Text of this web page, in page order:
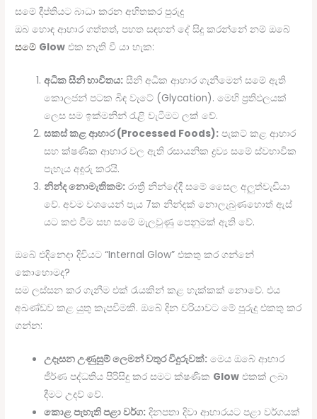
සමේ දීප්තියට බාධා කරන අහිතකර පුරුදු
ඔබ හොඳ ආහාර ගත්තත්, පහත සඳහන් දේ සිදු කරන්නේ නම් ඔබේ
සමේ Glow එක නැති වී යා හැක:
අධික සීනි භාවිතය: සීනි අධික ආහාර ගැනීමෙන් සමේ ඇති
කොලජන් පටක බිඳ වැටේ (Glycation). මෙහි ප්‍රතිඵලයක්
ලෙස සම ඉක්මනින් රැළි වැටීමට ලක් වේ.
සකස් කළ ආහාර (Processed Foods): පැකට් කළ ආහාර
සහ ක්ෂණික ආහාර වල ඇති රසායනික ද්‍රව්‍ය සමේ ස්වභාවික
පැහැය අඳුරු කරයි.
නින්ද නොමැතිකම: රාත්‍රී නින්දේදී සමේ සෛල අලුත්වැඩියා
වේ. අවම වශයෙන් පැය 7ක නින්දක් නොලැබුණහොත් ඇස්
යට කළු වීම සහ සමේ මැලවුණු පෙනුමක් ඇති වේ.
ඔබේ එදිනෙදා දිවියට “Internal Glow” එකතු කර ගන්නේ
කොහොමද?
සම ලස්සන කර ගැනීම එක් රැයකින් කළ හැක්කක් නොවේ. එය
අඛණ්ඩව කළ යුතු කැපවීමකි. ඔබේ දින චරියාවට මේ පුරුදු එකතු කර
ගන්න:
උදෑසන උණුසුම් ලෙමන් වතුර වීදුරුවක්: මෙය ඔබේ ආහාර
ජීර්ණ පද්ධතිය පිරිසිදු කර සමට ක්ෂණික Glow එකක් ලබා
දීමට උදව් වේ.
කොළ පැහැති පළා වර්ග: දිනපතා දිවා ආහාරයට පළා වර්ගයක්